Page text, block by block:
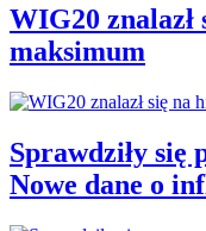
WIG20 znalazł
maksimum
Sprawdziły się
Nowe dane o